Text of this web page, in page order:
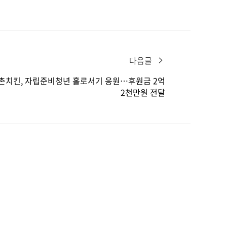
다음글
치킨, 자립준비청년 홀로서기 응원…후원금 2억
2천만원 전달